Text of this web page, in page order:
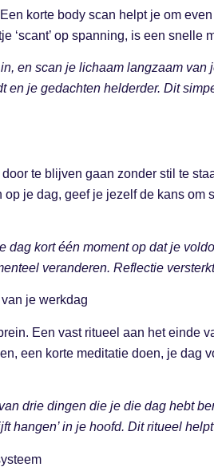
korte body scan helpt je om
‘scant’ op spanning, is een snelle
en scan je lichaam langzaam
en je gedachten helderder. Dit
te blijven gaan zonder stil te
je dag, geef je jezelf de kans
dag kort één moment op dat je
veranderen. Reflectie
je werkdag
Een vast ritueel aan het einde
een korte meditatie doen, je
drie dingen die je die dag hebt
hangen’ in je hoofd. Dit ritueel